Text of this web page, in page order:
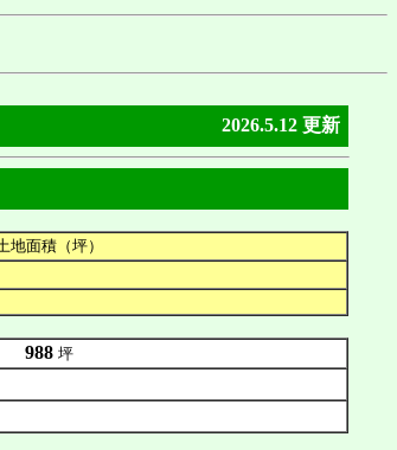
2026.5.12 更新
地面積（坪）
988 坪